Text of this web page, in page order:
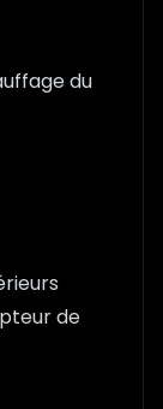
du
de